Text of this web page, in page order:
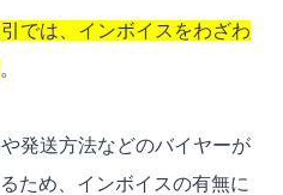
ド方法
ード方法
書（インボイス）の見方
では、インボイスをわざわ
。
発送方法などのバイヤーが
ため、インボイスの有無に